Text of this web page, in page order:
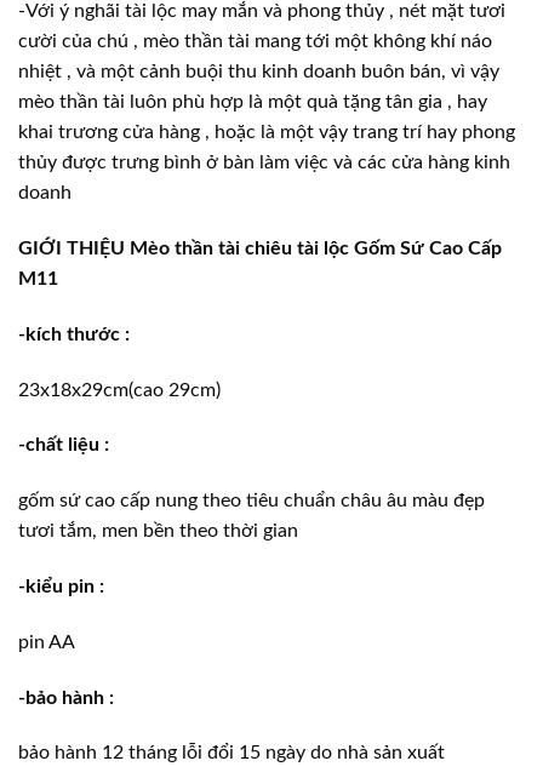
-Với ý nghãi tài lộc may mắn và phong thủy , nét mặt tươi
cười của chú , mèo thần tài mang tới một không khí náo
nhiệt , và một cảnh buội thu kinh doanh buôn bán, vì vậy
mèo thần tài luôn phù hợp là một quà tặng tân gia , hay
khai trương cửa hàng , hoặc là một vậy trang trí hay phong
thủy được trưng bình ở bàn làm việc và các cửa hàng kinh
doanh
GIỚI THIỆU Mèo thần tài chiêu tài lộc Gốm Sứ Cao Cấp
M11
-kích thước :
23x18x29cm(cao 29cm)
-chất liệu :
gốm sứ cao cấp nung theo tiêu chuẩn châu âu màu đẹp
tươi tắm, men bền theo thời gian
-kiểu pin :
pin AA
-bảo hành :
bảo hành 12 tháng lỗi đổi 15 ngày do nhà sản xuất